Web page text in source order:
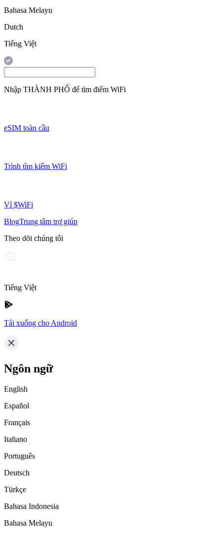
Bahasa Melayu
Dutch
Tiếng Việt
Nhập THÀNH PHỐ để tìm điểm WiFi
eSIM toàn cầu
Trình tìm kiếm WiFi
Ví $WiFi
BlogTrung tâm trợ giúp
Theo dõi chúng tôi
Tiếng Việt
Tải xuống cho Android
Ngôn ngữ
English
Español
Français
Italiano
Português
Deutsch
Türkçe
Bahasa Indonesia
Bahasa Melayu